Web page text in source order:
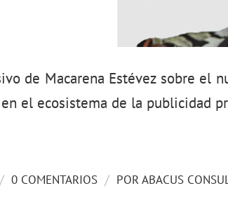
de Macarena Estévez sobre el
el ecosistema de la publicidad
/ 0 COMENTARIOS / PORABACUS